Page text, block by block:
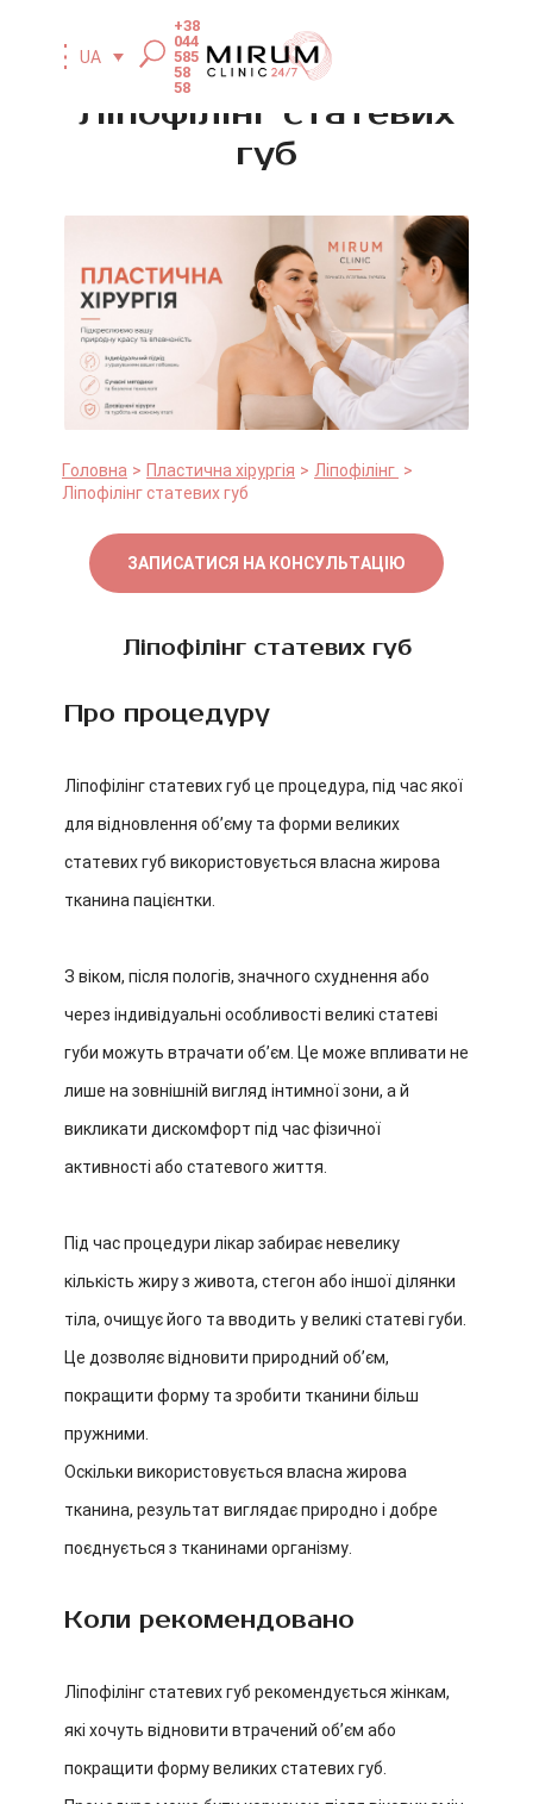
UA
+38
044
585
58
58
Ліпофілінг статевих
губ
Головна Пластична хірургія
Ліпофілінг
Ліпофілінг статевих губ
ЗАПИСАТИСЯ НА КОНСУЛЬТАЦІЮ
Ліпофілінг статевих губ
Про процедуру
Ліпофілінг статевих губ це процедура, під час якої
для відновлення об’єму та форми великих
статевих губ використовується власна жирова
тканина пацієнтки.
З віком, після пологів, значного схуднення або
через індивідуальні особливості великі статеві
губи можуть втрачати об’єм. Це може впливати не
лише на зовнішній вигляд інтимної зони, а й
викликати дискомфорт під час фізичної
активності або статевого життя.
Під час процедури лікар забирає невелику
кількість жиру з живота, стегон або іншої ділянки
тіла, очищує його та вводить у великі статеві губи.
Це дозволяє відновити природний об’єм,
покращити форму та зробити тканини більш
пружними.
Оскільки використовується власна жирова
тканина, результат виглядає природно і добре
поєднується з тканинами організму.
Коли рекомендовано
Ліпофілінг статевих губ рекомендується жінкам,
які хочуть відновити втрачений об’єм або
покращити форму великих статевих губ.